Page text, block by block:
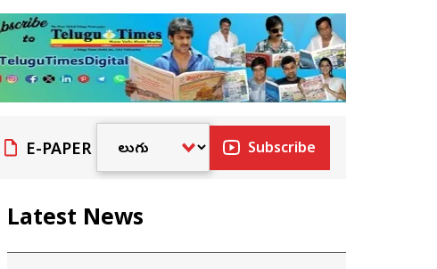
E-PAPER Subscribe
Latest News